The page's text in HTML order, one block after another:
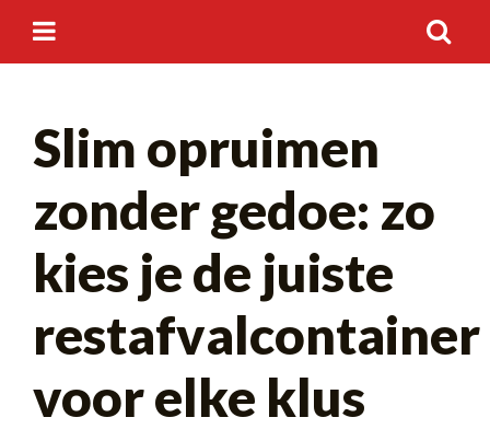
for:
Slim opruimen
zonder gedoe: zo
kies je de juiste
restafvalcontainer
voor elke klus